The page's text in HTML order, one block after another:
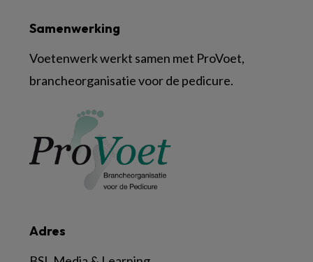
Adres
Samenwerking
Voetenwerk werkt samen met ProVoet,
brancheorganisatie voor de pedicure.